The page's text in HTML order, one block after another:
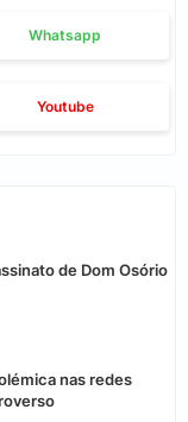
Whatsapp
Youtube
de Dom Osório
nas redes